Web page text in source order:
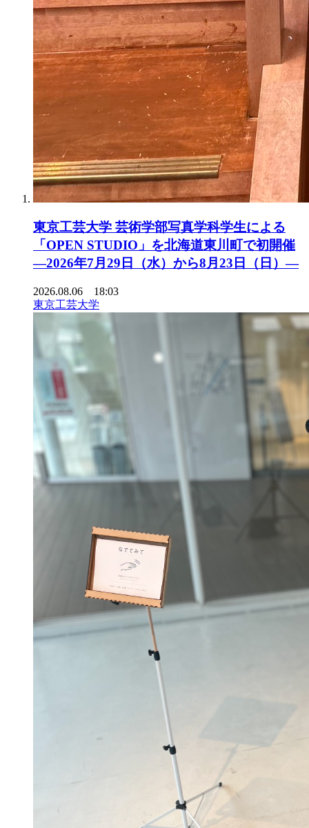
東京工芸大学 芸術学部写真学科学生による
「OPEN STUDIO」を北海道東川町で初開催
―2026年7月29日（水）から8月23日（日）―
2026.08.06 18:03
東京工芸大学